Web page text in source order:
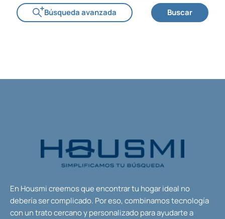
Búsqueda avanzada Buscar
En Housmi creemos que encontrar tu hogar ideal no
debería ser complicado. Por eso, combinamos tecnología
con un trato cercano y personalizado para ayudarte a